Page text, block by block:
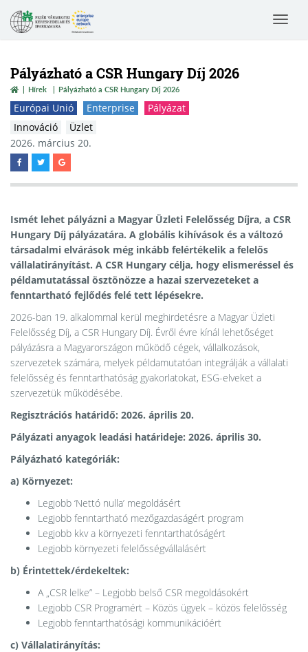
Toggle
Pályázható a CSR Hungary Díj 2026
Hírek Pályázható a CSR Hungary Díj 2026
Európai Unió Enterprise
Pályázat
Innováció
Üzlet
2026. március 20.
Ismét lehet pályázni a Magyar Üzleti Felelősség Díjra, a CSR
Hungary Díj pályázatára. A globális kihívások és a változó
társadalmi elvárások még inkább felértékelik a felelős
vállalatirányítást. A CSR Hungary célja, hogy elismeréssel és
példamutatással ösztönözze a hazai szervezeteket a
fenntartható fejlődés felé tett lépésekre.
2026-ban 19. alkalommal kerül meghirdetésre a Magyar Üzleti
Felelősség Díj, a CSR Hungary Díj. Évről évre kínál lehetőséget
pályázásra a Magyarországon működő cégek, vállalkozások,
szervezetek számára, melyek példamutatóan integrálják a vállalati
felelősség és fenntarthatóság gyakorlatokat, ESG-elveket a
szervezetük működésébe.
Regisztrációs határidő: 2026. április 20.
Pályázati anyagok leadási határideje: 2026. április 30.
Pályázható kategóriák:
a) Környezet:
Legjobb ‘Nettó nulla’ megoldásért
Legjobb fenntartható mezőgazdaságért program
Legjobb kkv a környezeti fenntarthatóságért
Legjobb környezeti felelősségvállalásért
b) Érintettek/érdekeltek:
A „CSR lelke” – Legjobb belső CSR megoldásokért
Legjobb CSR Programért – Közös ügyek – közös felelősség
Legjobb fenntarthatósági kommunikációért
c) Vállalatirányítás: